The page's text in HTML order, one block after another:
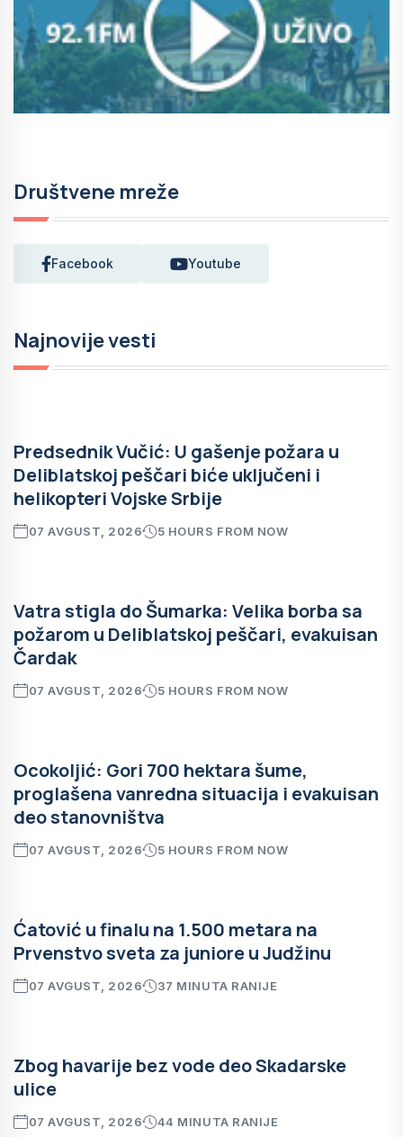
Društvene mreže
Facebook Youtube
Najnovije vesti
Predsednik Vučić: U gašenje požara u
Deliblatskoj peščari biće uključeni i
helikopteri Vojske Srbije
07 AVGUST, 2026 5 HOURS FROM NOW
Vatra stigla do Šumarka: Velika borba sa
požarom u Deliblatskoj peščari, evakuisan
Čardak
07 AVGUST, 2026 5 HOURS FROM NOW
Ocokoljić: Gori 700 hektara šume,
proglašena vanredna situacija i evakuisan
deo stanovništva
07 AVGUST, 2026 5 HOURS FROM NOW
Ćatović u finalu na 1.500 metara na
Prvenstvo sveta za juniore u Judžinu
07 AVGUST, 2026 37 MINUTA RANIJE
Zbog havarije bez vode deo Skadarske
ulice
07 AVGUST, 2026 44 MINUTA RANIJE